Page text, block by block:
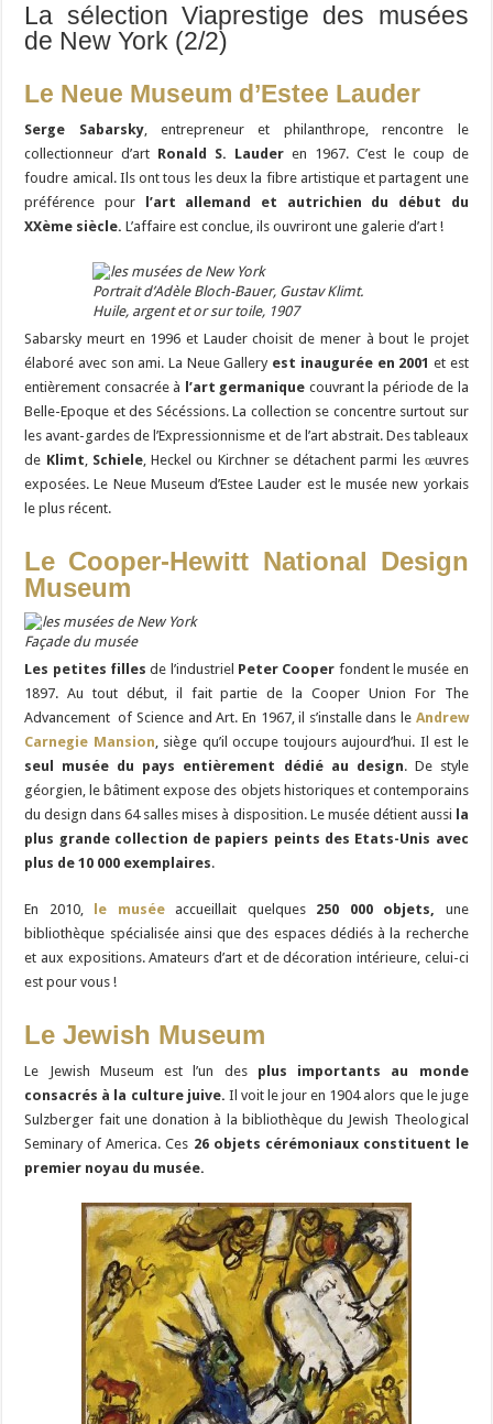
La sélection Viaprestige des musées
de New York (2/2)
Le Neue Museum d’Estee Lauder
Serge Sabarsky, entrepreneur et philanthrope, rencontre le
collectionneur d’art Ronald S. Lauder en 1967. C’est le coup de
foudre amical. Ils ont tous les deux la fibre artistique et partagent une
préférence pourl’art allemand et autrichien du début du
XXème siècle. L’affaire est conclue, ils ouvriront une galerie d’art !
Portrait d’Adèle Bloch-Bauer, Gustav Klimt.
Huile, argent et or sur toile, 1907
Sabarsky meurt en 1996 et Lauder choisit de mener à bout le projet
élaboré avec son ami. La Neue Gallery est inaugurée en 2001 et est
entièrement consacrée à l’art germanique couvrant la période de la
Belle-Epoque et des Sécéssions. La collection se concentre surtout sur
les avant-gardes de l’Expressionnisme et de l’art abstrait. Des tableaux
de Klimt Schiele, Heckel ou Kirchner se détachent parmi les œuvres
exposées. Le Neue Museum d’Estee Lauder est le musée new yorkais
le plus récent.
Le Cooper-Hewitt National Design
Museum
Façade du musée
Les petites filles de l’industriel Peter Cooper fondent le musée en
1897. Au tout début, il fait partie de la Cooper Union For The
Advancement of Science and Art. En 1967, il s’installe dans le Andrew
Carnegie Mansion, siège qu’il occupe toujours aujourd’hui. Il est le
seul musée du pays entièrement dédié au design. De style
géorgien, le bâtiment expose des objets historiques et contemporains
du design dans 64 salles mises à disposition. Le musée détient aussi la
plus grande collection de papiers peints des Etats-Unis avec
plus de 10 000 exemplaires.
En 2010, le musée accueillait quelques 250 000 objets, une
bibliothèque spécialisée ainsi que des espaces dédiés à la recherche
et aux expositions. Amateurs d’art et de décoration intérieure, celui-ci
est pour vous !
Le Jewish Museum
Le Jewish Museum est l’un desplus importants au monde
consacrés à la culture juive. Il voit le jour en 1904 alors que le juge
Sulzberger fait une donation à la bibliothèque du Jewish Theological
Seminary of America. Ces 26 objets cérémoniaux constituent le
premier noyau du musée.